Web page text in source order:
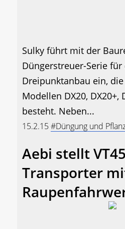
Sulky führt mit der
Düngerstreuer-Serie für
Dreipunktanbau ein,
Modellen DX20, DX20+,
besteht. Neben...
15.2.15#Düngung und
Aebi stellt
Transporter